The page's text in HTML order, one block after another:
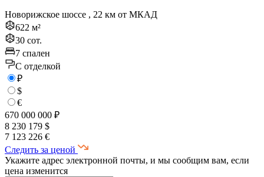
Новорижское шоссе , 22 км от МКАД
622 м²
30 сот.
7 спален
C отделкой
₽
$
€
670 000 000 ₽
8 230 179 $
7 123 226 €
Следить за ценой
Укажите адрес электронной почты, и мы сообщим вам, если
цена изменится